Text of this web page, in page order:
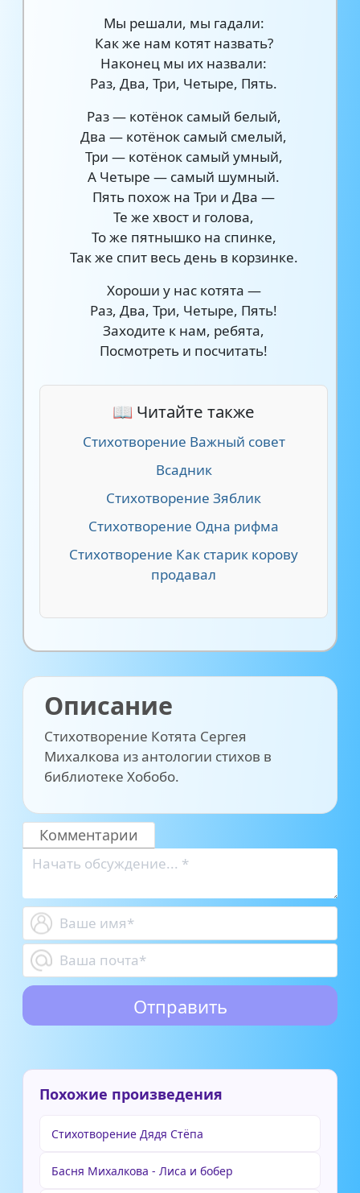
Мы решали, мы гадали:
Как же нам котят назвать?
Наконец мы их назвали:
Раз, Два, Три, Четыре, Пять.
Раз — котёнок самый белый,
Два — котёнок самый смелый,
Три — котёнок самый умный,
А Четыре — самый шумный.
Пять похож на Три и Два —
Те же хвост и голова,
То же пятнышко на спинке,
Так же спит весь день в корзинке.
Хороши у нас котята —
Раз, Два, Три, Четыре, Пять!
Заходите к нам, ребята,
Посмотреть и посчитать!
📖 Читайте также
Стихотворение Важный совет
Всадник
Стихотворение Зяблик
Стихотворение Одна рифма
Стихотворение Как старик корову
продавал
Описание
Стихотворение Котята Сергея
Михалкова из антологии стихов в
библиотеке Хобобо.
Комментарии
Похожие произведения
Стихотворение Дядя Стёпа
Басня Михалкова - Лиса и бобер